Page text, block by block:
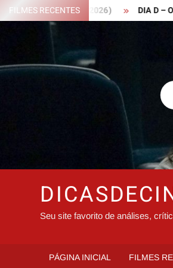
Skip
to
FILMES RECENTES
HOOD – 2026) DIA D – O DIA
Seu site favorito de análises,
PÁGINA INICIAL FILMES